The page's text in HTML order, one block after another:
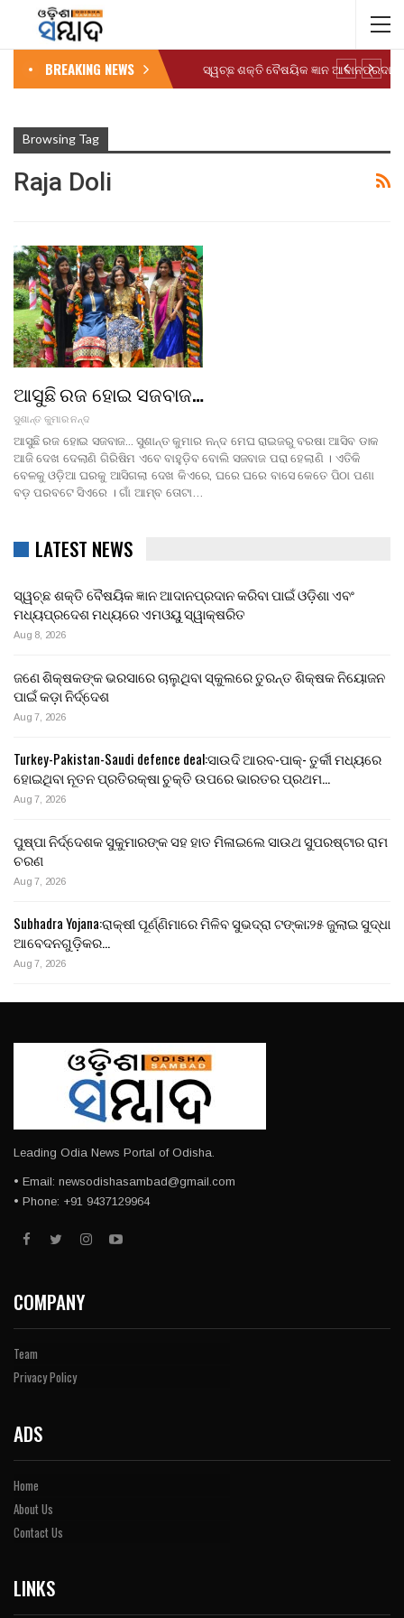
BREAKING NEWS
Browsing Tag
Raja Doli
ଆସୁଛି ରଜ ହୋଇ ସଜବାଜ…
ସୁଶାନ୍ତ କୁମାର ନନ୍ଦ
ଆସୁଛି ରଜ ହୋଇ ସଜବାଜ... ସୁଶାନ୍ତ କୁମାର ନନ୍ଦ ମେଘ ରାଇଜରୁ ବରଷା ଆସିବ ଡାକ
ଆଜି ଦେଖ ଦେଲାଣି ଗିରିଷିମ ଏବେ ବାହୁଡ଼ିବ ବୋଲି ସଜବାଜ ପରା ହେଲାଣି । ଏତିକି
ବେଳକୁ ଓଡ଼ିଆ ଘରକୁ ଆସିଗଲା ଦେଖ କିଏରେ, ଘରେ ଘରେ ବାସେ କେତେ ପିଠା ପଣା
ବଡ଼ ପରବଟେ ସିଏରେ । ଗାଁ ଆମ୍ବ ତୋଟା…
LATEST NEWS
ସ୍ୱଚ୍ଛ ଶକ୍ତି ବୈଷୟିକ ଜ୍ଞାନ ଆଦାନପ୍ରଦାନ କରିବା ପାଇଁ ଓଡ଼ିଶା ଏବଂ
ମଧ୍ୟପ୍ରଦେଶ ମଧ୍ୟରେ ଏମଓୟୁ ସ୍ୱାକ୍ଷରିତ
Aug 8, 2026
ଜଣେ ଶିକ୍ଷକଙ୍କ ଭରସାରେ ଚାଲୁଥିବା ସ୍କୁଲରେ ତୁରନ୍ତ ଶିକ୍ଷକ ନିୟୋଜନ
ପାଇଁ କଡ଼ା ନିର୍ଦ୍ଦେଶ
Aug 7, 2026
Turkey-Pakistan-Saudi defence deal:ସାଉଦି ଆରବ-ପାକ୍- ତୁର୍କୀ ମଧ୍ୟରେ
ହୋଇଥିବା ନୂତନ ପ୍ରତିରକ୍ଷା ଚୁକ୍ତି ଉପରେ ଭାରତର ପ୍ରଥମ…
Aug 7, 2026
ପୁଷ୍ପା ନିର୍ଦ୍ଦେଶକ ସୁକୁମାରଙ୍କ ସହ ହାତ ମିଳାଇଲେ ସାଉଥ ସୁପରଷ୍ଟାର ରାମ
ଚରଣ
Aug 7, 2026
Subhadra Yojana:ରାକ୍ଷୀ ପୂର୍ଣ୍ଣିମାରେ ମିଳିବ ସୁଭଦ୍ରା ଟଙ୍କା;୨୫ ଜୁଲାଇ ସୁଦ୍ଧା
ଆବେଦନଗୁଡ଼ିକର…
Aug 7, 2026
Leading Odia News Portal of Odisha.
• Email: newsodishasambad@gmail.com
• Phone: +91 9437129964
COMPANY
Team
Privacy Policy
ADS
Home
About Us
Contact Us
LINKS